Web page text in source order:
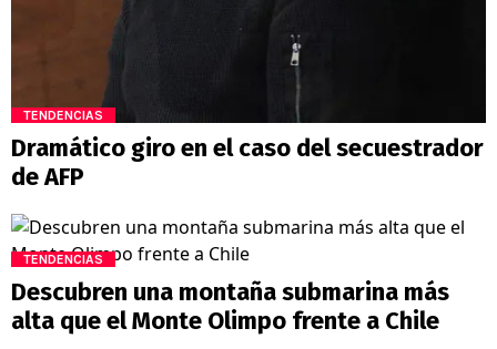
TENDENCIAS
Dramático giro en el caso del secuestrador
de AFP
TENDENCIAS
Descubren una montaña submarina más
alta que el Monte Olimpo frente a Chile